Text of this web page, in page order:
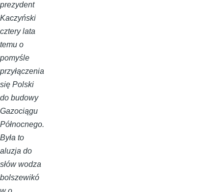
prezydent
Kaczyński
cztery lata
temu o
pomyśle
przyłączenia
się Polski
do budowy
Gazociągu
Północnego.
Była to
aluzja do
słów wodza
bolszewikó